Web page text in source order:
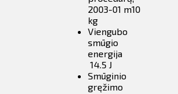
2003-01 m10
kg
Viengubo
smūgio
energija
14.5 J
Smūginio
gręžimo